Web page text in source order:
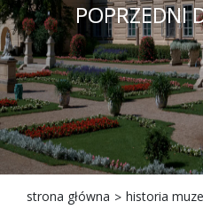
POPRZEDNI
strona główna historia